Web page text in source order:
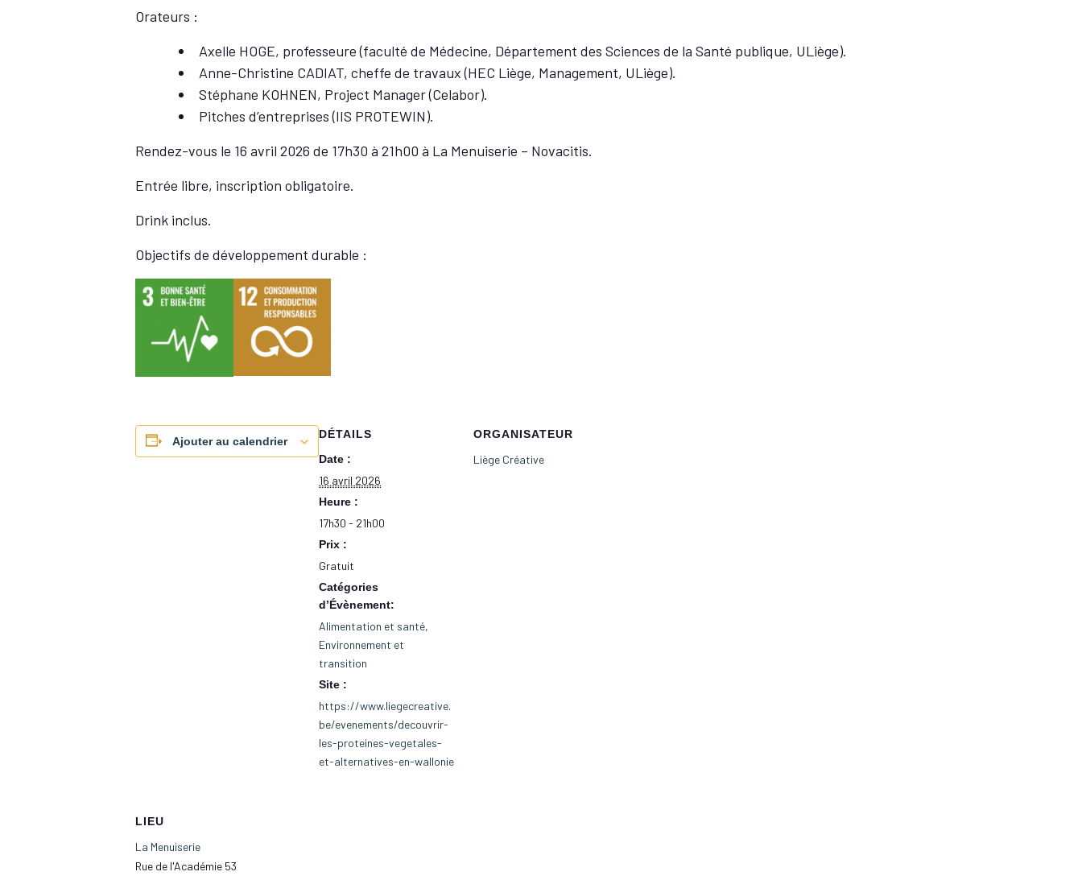
Orateurs :
Axelle HOGE, professeure (faculté de Médecine, Département des Sciences de la Santé publique, ULiège).
Anne-Christine CADIAT, cheffe de travaux (HEC Liège, Management, ULiège).
Stéphane KOHNEN, Project Manager (Celabor).
Pitches d’entreprises (IIS PROTEWIN).
Rendez-vous le 16 avril 2026 de 17h30 à 21h00 à La Menuiserie – Novacitis.
Entrée libre, inscription obligatoire.
Drink inclus.
Objectifs de développement durable :
Ajouter au calendrier
DÉTAILS
Date :
16 avril 2026
Heure :
17h30 - 21h00
Prix :
Gratuit
Catégories
d’Évènement:
Alimentation et santé,
Environnement et
transition
Site :
https://www.liegecreative.
be/evenements/decouvrir-
les-proteines-vegetales-
et-alternatives-en-wallonie
ORGANISATEUR
Liège Créative
LIEU
La Menuiserie
Rue de l'Académie 53